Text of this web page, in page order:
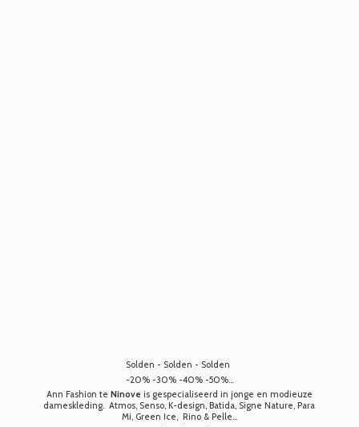
Solden - Solden - Solden
-20% -30% -40% -50%...
Ann Fashion te Ninove is gespecialiseerd in jonge en modieuze
dameskleding. Atmos, Senso, K-design, Batida, Signe Nature, Para
Mi, Green Ice, Rino & Pelle...